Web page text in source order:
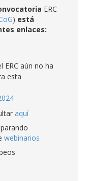
ERC
) está
enlaces:
ERC aún no ha
esta
aquí
webinarios